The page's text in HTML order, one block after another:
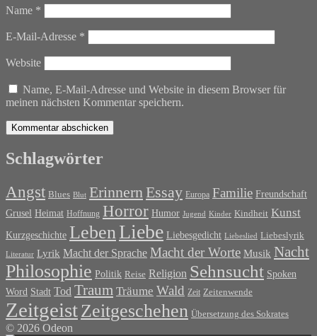
Name *
E-Mail-Adresse *
Website
Name, E-Mail-Adresse und Website in diesem Browser für
meinen nächsten Kommentar speichern.
Schlagwörter
Angst Blues Blut Erinnern Essay Europa Familie Freundschaft
Grusel Heimat Hoffnung Horror Humor Jugend Kinder Kindheit Kunst
Kurzgeschichte Leben Liebe Liebesgedicht Liebeslied Liebeslyrik
Literatur Lyrik Macht der Sprache Macht der Worte Musik Nacht
Philosophie Politik Reise Religion Sehnsucht Spoken
Word Stadt Tod Traum Träume Wald Zeit Zeitenwende
ZeitgeistZeitgeschehen Übersetzung des Sokrates
© 2026 Odeon